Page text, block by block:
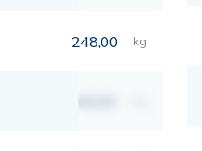
248,00 kg
00,00